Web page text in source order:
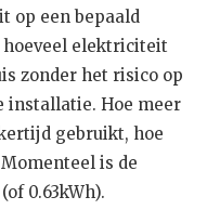
op een bepaald
elektriciteit
zonder het risico op
installatie. Hoe meer
gebruikt, hoe
is de
0.63kWh).